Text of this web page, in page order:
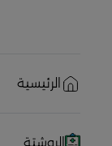
الرئيسية
الروشتة